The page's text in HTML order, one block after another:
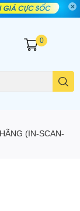
0
(IN-SCAN-